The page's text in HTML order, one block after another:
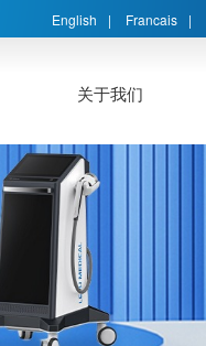
English | Francais |
关于我们